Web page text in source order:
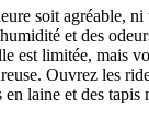
soit agréable,
et des
est limitée, mais
Ouvrez les
laine et des